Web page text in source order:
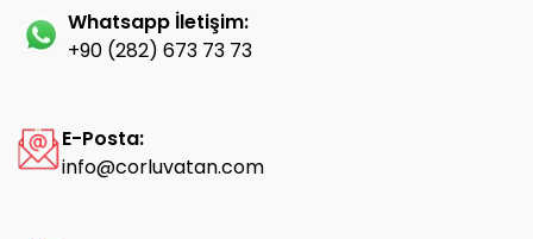
Whatsapp İletişim:
+90 (282) 673 73 73
E-Posta:
info@corluvatan.com